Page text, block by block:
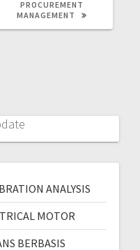
PROCUREMENT
MANAGEMENT
ANALYSIS
MOTOR
BERBASIS